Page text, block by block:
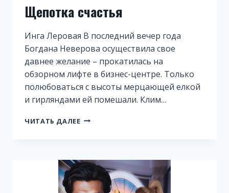
Щепотка счастья
Инга Леровая В последний вечер года
Богдана Неверова осуществила свое
давнее желание – прокатилась на
обзорном лифте в бизнес-центре. Только
полюбоваться с высоты мерцающей елкой
и гирляндами ей помешали. Клим…
ЧИТАТЬ ДАЛЕЕ ЩЕПОТКА